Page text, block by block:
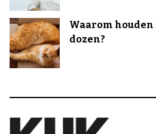
Waarom houden
dozen?